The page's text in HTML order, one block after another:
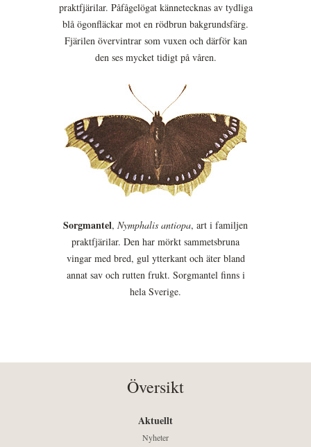
praktfjärilar. Påfågelögat kännetecknas av tydliga
blå ögonfläckar mot en rödbrun bakgrundsfärg.
Fjärilen övervintrar som vuxen och därför kan
den ses mycket tidigt på våren.
Sorgmantel, Nymphalis antiopa, art i familjen
praktfjärilar. Den har mörkt sammetsbruna
vingar med bred, gul ytterkant och äter bland
annat sav och rutten frukt. Sorgmantel finns i
hela Sverige.
Översikt
Aktuellt
Nyheter